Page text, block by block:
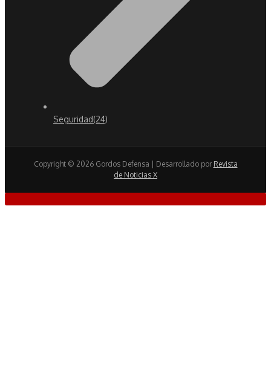
Seguridad(24)
Copyright © 2026 Gordos Defensa | Desarrollado por Revista
de Noticias X